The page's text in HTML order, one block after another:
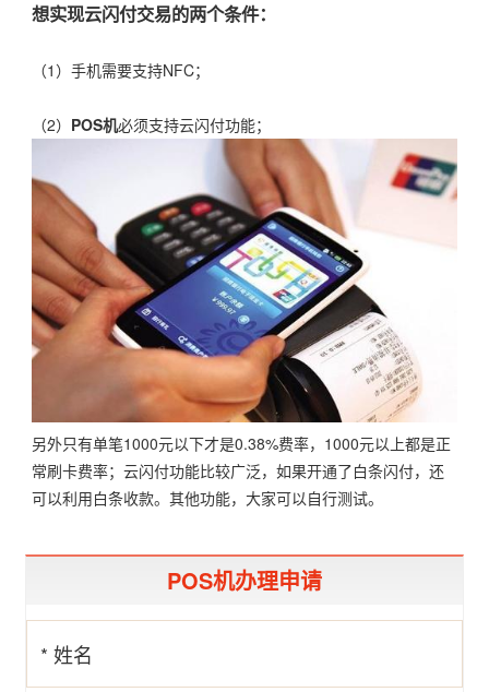
想实现云闪付交易的两个条件：
（1）手机需要支持NFC；
（2） POS机必须支持云闪付功能；
另外只有单笔1000元以下才是0.38%费率，1000元以上都是正
常刷卡费率；云闪付功能比较广泛，如果开通了白条闪付，还
可以利用白条收款。其他功能，大家可以自行测试。
POS机办理申请
* 姓名